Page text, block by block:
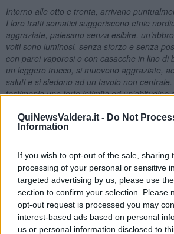
QuiNewsValdera.it - Do Not
Information
If you wish to opt-out of the sale, sharing
processing of your personal or sensitive
targeted advertising by us, please use
section to confirm your selection. Please
opt-out request is processed you may
interest-based ads based on personal
us or personal information disclosed to
Intorno alle otto e trenta, arrivano
I loro tratti somatici suggeriscono etnie
aggraziate, palesano senza esibire,
volti sono luminosi, senza sforzo e senza
con parei vaporosi o con casacche in lino di
un leggero trucco, si muovono aggraziate,
saluti e si siedono ad un tavolo non
testimonia una forte intimità ed un’abitudine
Una delle due appare come la femmina alfa,
passo indietro negli spostamenti. Il dialogo
paritetico. Non hanno la spocchia delle belle
comune si misura in miglia.
Quando arrivano da lontano, tutti gli sguardi
seguiti anche da qualche sguardo femminile,
Solo quando sono molto vicine, si nota negli
di delusione; la vicinanza fa da zoom sui
mostra quello che non ti saresti aspettato
ager. Le due ragazze hanno sicuramente